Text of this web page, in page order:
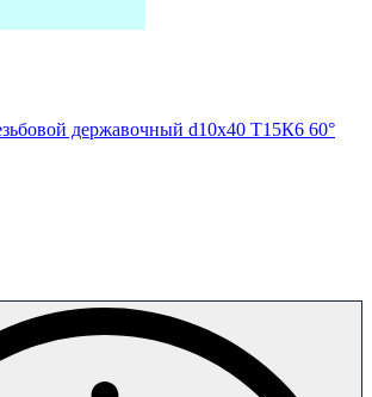
державочный d10х40 Т15К6 60°